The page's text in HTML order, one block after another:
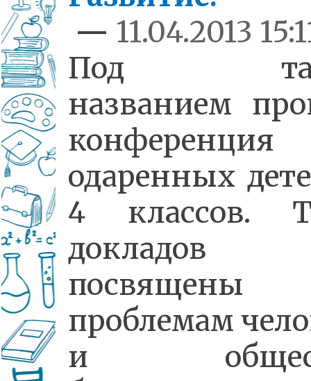
— 11.04.2013
Под
названием
конференция
одаренных
4 классов.
докладов
посвящены
проблемам
и